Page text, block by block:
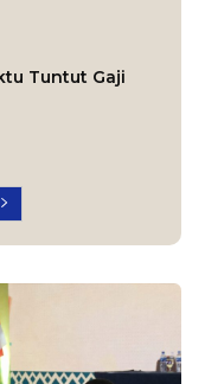
Tuntut Gaji